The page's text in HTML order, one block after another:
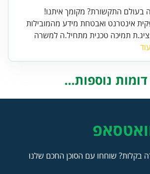
בעולם התקשורת? מקומך איתנו!
אינטרנט ואבטחת מידע מהמובילות
תמיכה טכנית מתחיל.ה למשרה
נוספות...
בקלות? שוחחו עם הסוכן החכם שלנו